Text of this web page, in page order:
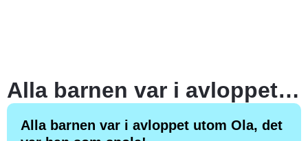
Alla barnen var i avloppet utom Ola, det var han som spola!
Alla barnen var i avloppet utom Ola, det